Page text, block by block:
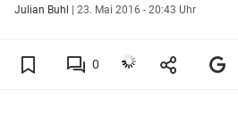
Julian Buhl | 23. Mai 2016 - 20:43 Uhr
0